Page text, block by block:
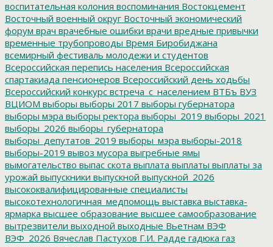
воспитательная колония воспоминания Востокцемент
Восточный военный округ Восточный экономический
форум врач врачебные ошибки врачи вредные привычки
временные трубопроводы Время Биробиджана
всемирный фестиваль молодежи и студентов
Всероссийская перепись населения Всероссийская
спартакиада пенсионеров Всероссийский день ходьбы
Всероссийский конкурс встреча_с_населением ВТБъ ВУЗ
ВЦИОМ выборы выборы 2017 выборы губернатора
выборы мэра выборы ректора выборы_2019 выборы_2021
выборы_2026 выборы_губернатора
выборы_депутатов_2019 выборы_мэра выборы-2018
выборы-2019 вывоз мусора выгребные ямы
вымогательство выпас скота выплата выплаты выплаты за
урожай выпускники выпускной выпускной_2026
высококвалифицированные специалисты
высокотехнологичная_медпомощь выставка выставка-
ярмарка высшее образование высшее самообразование
вытрезвители выходной выходные Вьетнам ВЭФ
ВЭФ_2026 Вячеслав Пастухов Г.И. Радде гадюка газ